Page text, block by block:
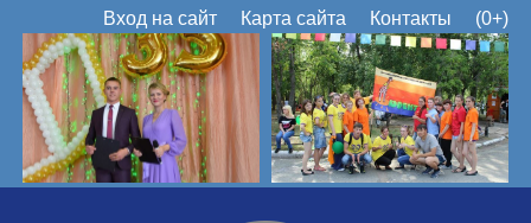
Вход на сайт Карта сайта Контакты (0+)